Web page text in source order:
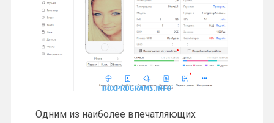
Одним из наиболее впечатляющих